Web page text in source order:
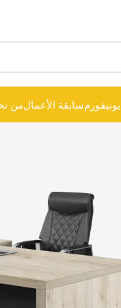
يونيفورمسابقة الأعمالمن